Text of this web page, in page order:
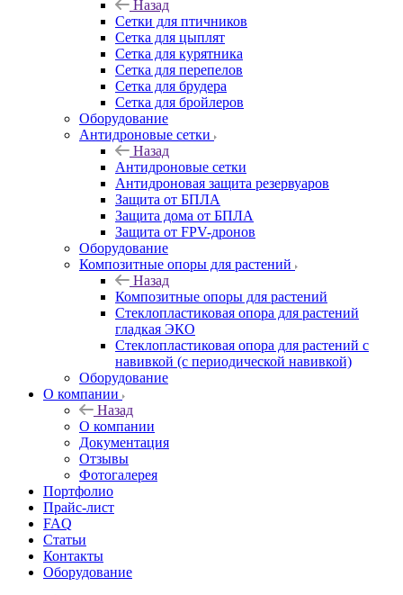
Назад
Сетки для птичников
Сетка для цыплят
Сетка для курятника
Сетка для перепелов
Сетка для брудера
Сетка для бройлеров
Оборудование
Антидроновые сетки
Назад
Антидроновые сетки
Антидроновая защита резервуаров
Защита от БПЛА
Защита дома от БПЛА
Защита от FPV-дронов
Оборудование
Композитные опоры для растений
Назад
Композитные опоры для растений
Стеклопластиковая опора для растений
гладкая ЭКО
Стеклопластиковая опора для растений с
навивкой (с периодической навивкой)
Оборудование
О компании
Назад
О компании
Документация
Отзывы
Фотогалерея
Портфолио
Прайс-лист
FAQ
Статьи
Контакты
Оборудование